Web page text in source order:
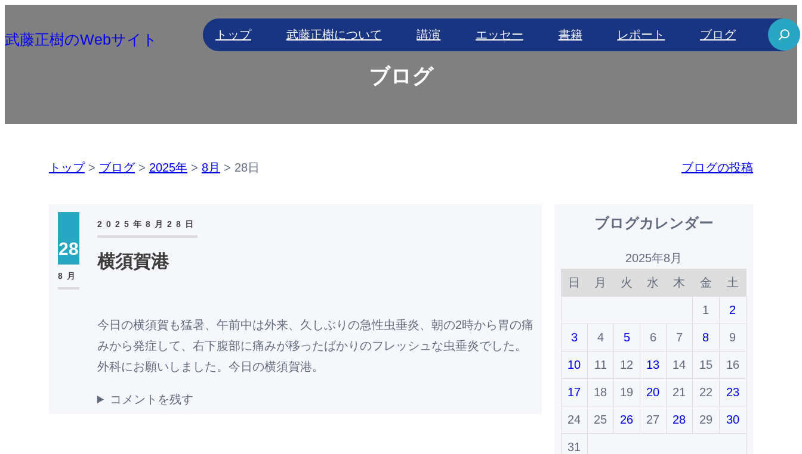
容
武藤正樹のWebサイト トップ 武藤正樹について 講演 エッセー 書籍 レポート ブログ
S
e
ブログ
トップ> ブログ> 2025年> 8月 > 28日 ブログの投稿
28
8月
2025年8月28日
横須賀港
今日の横須賀も猛暑、午前中は外来、久しぶりの急性虫垂炎、朝の2時から胃の痛
みから発症して、右下腹部に痛みが移ったばかりのフレッシュな虫垂炎でした。
外科にお願いしました。今日の横須賀港。
コメントを残す
ブログカレンダー
2025年8月
日
月 火 水 木 金 土
1 2
3 4 5 6 7 8 9
10 11 12 13 14 15 16
17 18 19 20 21 22 23
24 25 26 27 28 29 30
31